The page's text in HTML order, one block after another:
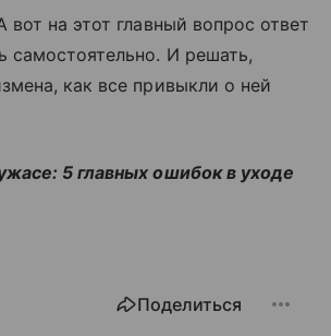
вот на этот главный вопрос ответ
самостоятельно. И решать,
как все привыкли о ней
5 главных ошибок в уходе
Поделиться